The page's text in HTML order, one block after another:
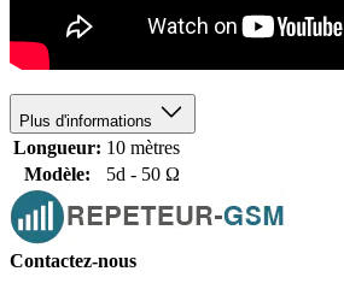
Plus d'informations
Longueur: 10 mètres
Modèle:
5d - 50 Ω
Contactez-nous